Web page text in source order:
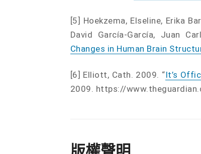
[5] Hoekzema, Elseline, Erika
David García-García, Juan
Changes in Human Brain
[6] Elliott, Cath. 2009. “It’s
2009. https://